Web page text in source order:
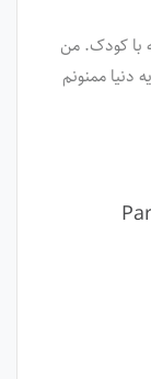
با کودک. من
دنیا ممنونم